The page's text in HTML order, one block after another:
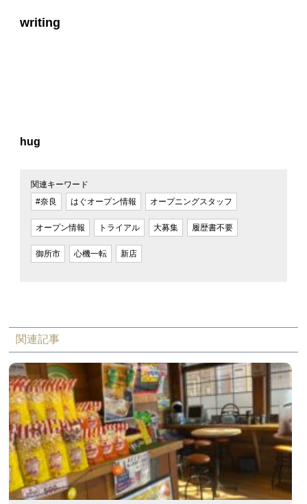
writing
hug
関連キーワード
#奈良
はぐオープン情報 オープニングスタッフ
オープン情報 トライアル 大募集 履歴書不要
御所市 心機一転 新店
関連記事